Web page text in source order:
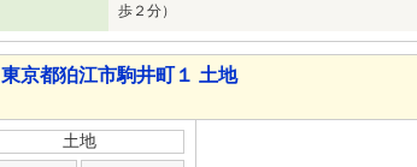
歩２分）
東京都狛江市駒井町１ 土地
土地